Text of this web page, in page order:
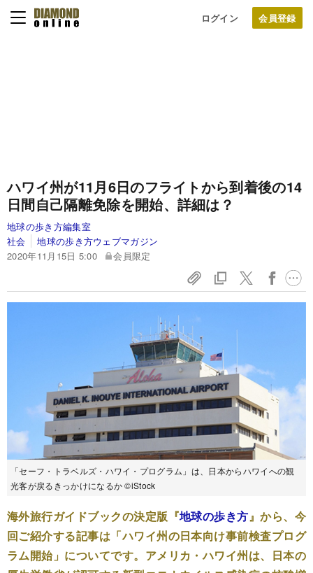
ログイン
ハワイ州が11月6日のフライトから到着後の14
日間自己隔離免除を開始、詳細は？
地球の歩き方編集室
社会
地球の歩き方ウェブマガジン
2020年11月15日 5:00
会員限定
「セーフ・トラベルズ・ハワイ・プログラム」は、日本からハワイへの観
光客が戻るきっかけになるか ©iStock
海外旅行ガイドブックの決定版『地球の歩き方』から、今
回ご紹介する記事は「ハワイ州の日本向け事前検査プログ
ラム開始」についてです。アメリカ・ハワイ州は、日本の